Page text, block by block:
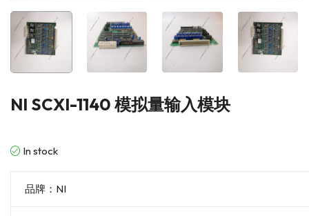
NI SCXI-1140 模拟量输入模块
In stock
品牌：NI